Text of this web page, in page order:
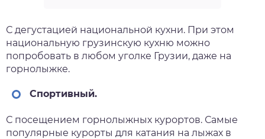
С дегустацией национальной кухни. При этом
национальную грузинскую кухню можно
попробовать в любом уголке Грузии, даже на
горнолыжке.
Спортивный.
С посещением горнолыжных курортов. Самые
популярные курорты для катания на лыжах в